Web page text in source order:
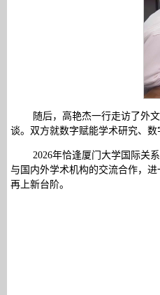
随后，高艳杰一行走访了外
谈。双方就数字赋能学术研究、
2026年恰逢厦门大学国际关
与国内外学术机构的交流合作，
再上新台阶。